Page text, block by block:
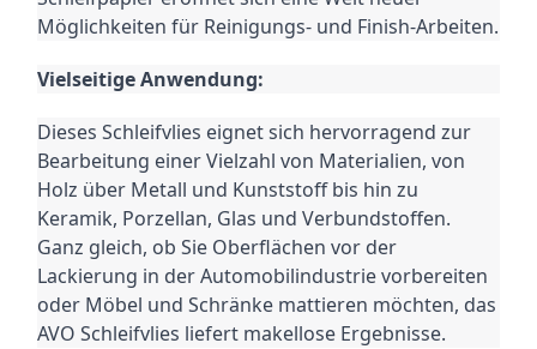
Möglichkeiten für Reinigungs- und Finish-Arbeiten.
Vielseitige Anwendung:
Dieses Schleifvlies eignet sich hervorragend zur
Bearbeitung einer Vielzahl von Materialien, von
Holz über Metall und Kunststoff bis hin zu
Keramik, Porzellan, Glas und Verbundstoffen.
Ganz gleich, ob Sie Oberflächen vor der
Lackierung in der Automobilindustrie vorbereiten
oder Möbel und Schränke mattieren möchten, das
AVO Schleifvlies liefert makellose Ergebnisse.